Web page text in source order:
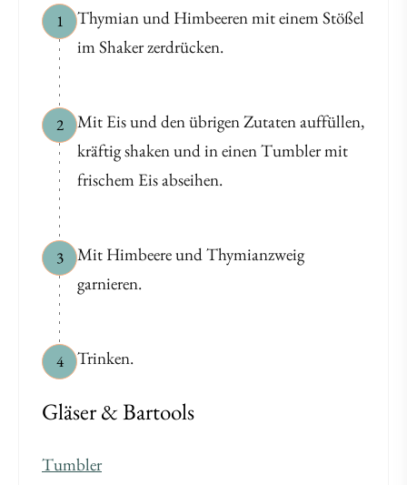
1
Thymian und Himbeeren mit einem Stößel
im Shaker zerdrücken.
2
Mit Eis und den übrigen Zutaten auffüllen,
kräftig shaken und in einen Tumbler mit
frischem Eis abseihen.
3
Mit Himbeere und Thymianzweig
garnieren.
4 Trinken.
Gläser & Bartools
Tumbler